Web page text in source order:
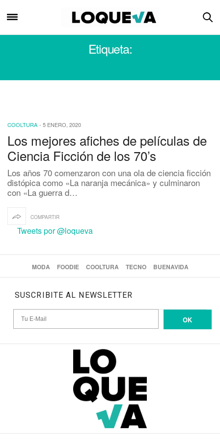
Etiqueta:
COOLTURA - 5 ENERO, 2020
Los mejores afiches de películas de
Ciencia Ficción de los 70’s
Los años 70 comenzaron con una ola de ciencia ficción
distópica como «La naranja mecánica» y culminaron
con «La guerra d…
COMPARTIR
Tweets por @loqueva
MODA FOODIE COOLTURA TECNO BUENAVIDA
SUSCRIBITE AL NEWSLETTER
OK